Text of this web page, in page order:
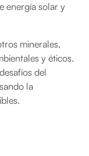
energía solar y
minerales,
y éticos.
del
la